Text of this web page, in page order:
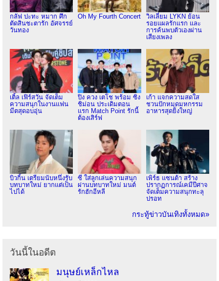
กลัฟ ปะทะ หมาก ศึก
ตัดสินชะตารัก อัศจรรย์
วันทอง
Oh My Fourth Concert
วิลเลี่ยม LYKN ย้อน
รอยแผลรักแรก และ
การค้นพบตัวเองผ่าน
เสียงเพลง
เติ้ล เฟิร์สวัน จัดเต็ม
ความสนุกในงานแฟน
มีตสุดอบอุ่น
ปิง ควง เตโช พร้อม ซิง
ชิม่อน ประเดิมตอน
แรก Match Point รักนี้
ต้องเสิร์ฟ
เก้า แจกความสดใส
ชวนปักหมุดมหกรรม
อาหารสุดยิ่งใหญ่
บิวกิ้น เตรียมนับหนึ่งรับ
บทบาทใหม่ ยากแต่เป็น
ไปได้
ซี ใส่ลูกเล่นความสนุก
ผ่านบทบาทใหม่ มนต์
รักฮักอีหลี
เพิร์ธ แซนต้า สร้าง
ปรากฏการณ์เคมีปีศาจ
จัดเต็มความสนุกทะลุ
ปรอท
กระทู้ข่าวบันเทิงทั้งหมด»
วันนี้ในอดีต
มนุษย์เหล็กไหล